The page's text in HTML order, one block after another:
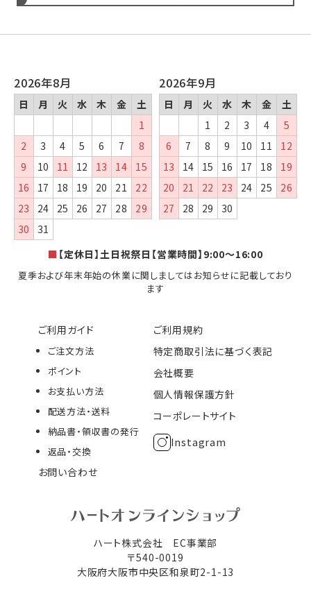
ハート株式会社 EC事業部
〒540-0019
大阪府大阪市中央区和泉町2-1-13
ご利用ガイド
ご注文方法
ポイント
お支払い方法
配送方法・送料
納品書・領収書の発行
返品・交換
お問い合わせ
ご利用規約
特定商取引法に基づく表記
会社概要
個人情報保護方針
コーポレートサイト
Instagram
2026年8月
日 月 火 水 木 金
土
1
2
3 4 5 6 7
8
9
10 11 12 13 14
15
16
17 18 19 20 21
22
23
24 25 26 27 28
29
30
31
2026年9月
日 月 火 水 木 金
土
1
2 3 4
5
6
7 8 9 10 11
12
13
14 15 16 17 18
19
20
21 22 23 24 25
26
27
28 29 30
■ 【定休日】土日祝祭日【営業時間】9:00～16:00
夏季および年末年始の休業に関しましてはお知らせに記載しており
ます